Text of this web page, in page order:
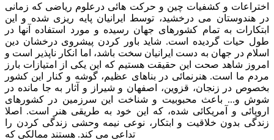
اختراعات و کشفیات چین و حرکت هائی درعلوم ریاضی که زمانی
در هندوستان می درخشید، توسط ایرانیان پایه ریزی شده و این
ابتکارات به تمام کشورهای جهان رسیده و مورد استفاده آنها در
طول حیات گردیده است. شاید باور کردن پیشروی درخشان دین
اسلام در جهان به دست ایرانیان سخت باشد، اما انکار ناپذیر است و
امروز شاهد صحت این حقیقت هستیم که این یکی از امتیازات بارز
مردم ما است. هنرنمائی در بناهای عظیم، گوشه و کنار این کشور
بخصوص در زنجان، قزوین، اصفهان و شیراز و آثار به جا مانده در
شوش و... باعث محبوبیت و شناخت این سرزمین در کشورهای
اروپائی و آمریکائی شده، که این خود به طریقی هنر است. اصلا
زندگی بدون خلاقیت و ابتکار، نوعی نیمه وحشی زندگی کردن را
تداعی می کند. هستند ممالکی که